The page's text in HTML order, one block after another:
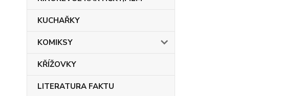
KUCHAŘKY
KOMIKSY
KŘÍŽOVKY
LITERATURA FAKTU